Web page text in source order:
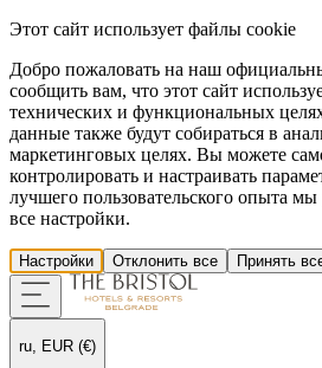
Этот сайт использует файлы cookie
Добро пожаловать на наш
сообщить вам, что этот сайт
технических и функциональных
данные также будут собираться в
маркетинговых целях. Вы можете
контролировать и настраивать
лучшего пользовательского опыта
все настройки.
Настройки Отклонить все Принять
ru, EUR (€)